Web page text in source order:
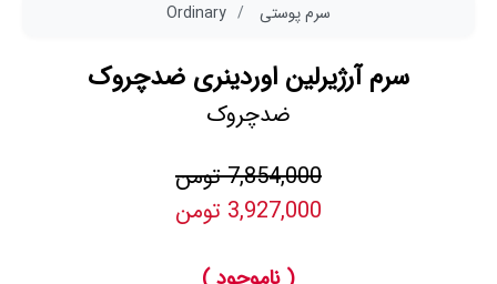
سرم پوستی Ordinary
سرم آرژیرلین اوردینری ضدچروک
ضدچروک
7,854,000 تومن
3,927,000 تومن